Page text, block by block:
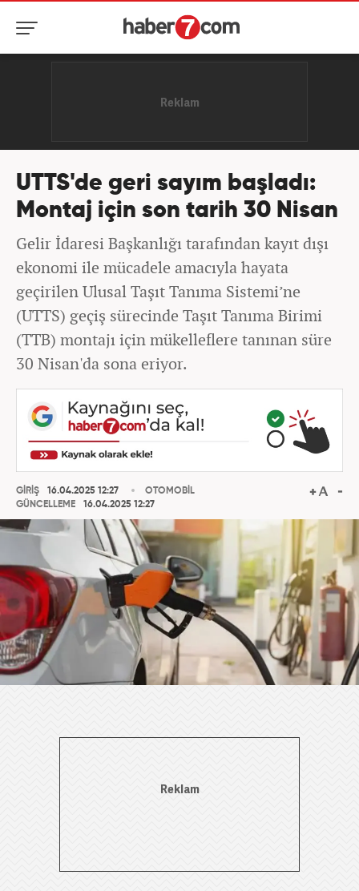
UTTS'de geri sayım başladı:
Montaj için son tarih 30 Nisan
Gelir İdaresi Başkanlığı tarafından kayıt dışı
ekonomi ile mücadele amacıyla hayata
geçirilen Ulusal Taşıt Tanıma Sistemi’ne
(UTTS) geçiş sürecinde Taşıt Tanıma Birimi
(TTB) montajı için mükelleflere tanınan süre
30 Nisan'da sona eriyor.
GİRİŞ
16.04.2025 12:27
GÜNCELLEME
16.04.2025 12:27
OTOMOBİL